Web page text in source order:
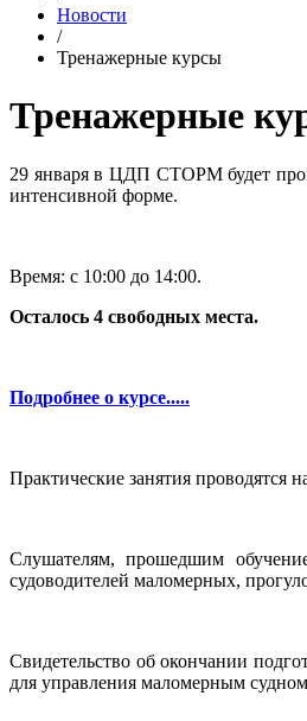
Новости
/
Тренажерные курсы
Тренажерные
29 января в ЦДП СТОРМ будет
интенсивной форме.
Время: с 10:00 до 14:00.
Осталось 4 свободных места.
Подробнее о курсе.....
Практические занятия
Слушателям, прошедшим
судоводителей маломерных,
Свидетельство об окончании
для управления маломерным